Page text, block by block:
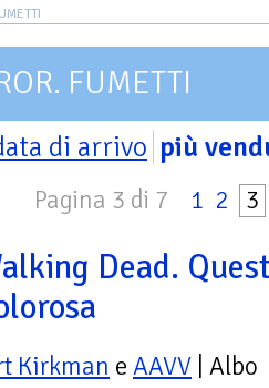
FUMETTI
di arrivo più
Pagina 3 di 7 1 2 3
Dead.
Kirkman e AAVV | Albo